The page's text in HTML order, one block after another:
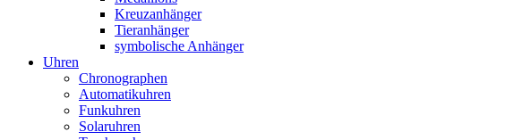
Kreuzanhänger
Tieranhänger
symbolische Anhänger
Uhren
Chronographen
Automatikuhren
Funkuhren
Solaruhren